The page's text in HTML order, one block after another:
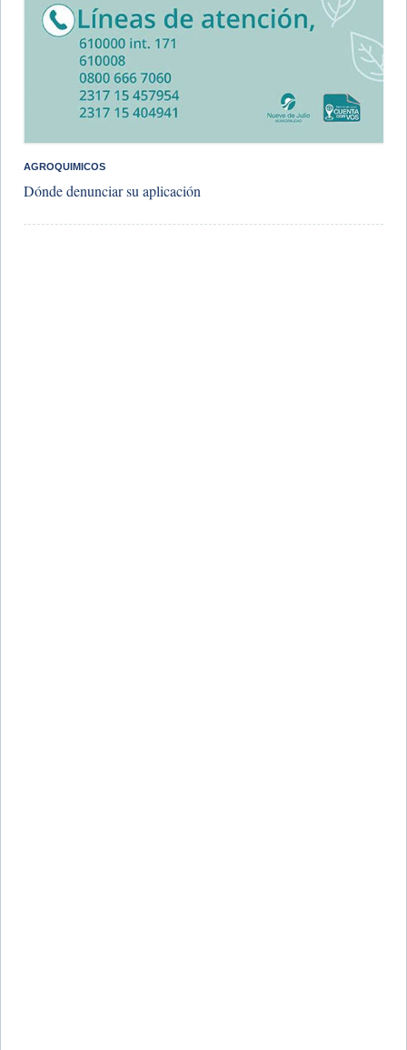
AGROQUIMICOS
Dónde denunciar su aplicación